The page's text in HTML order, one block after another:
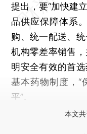
提出，要“加快建
品供应保障体系
购、统一配送、
机构零差率销售
明安全有效的首
基本药物制度，“
平”。
本文